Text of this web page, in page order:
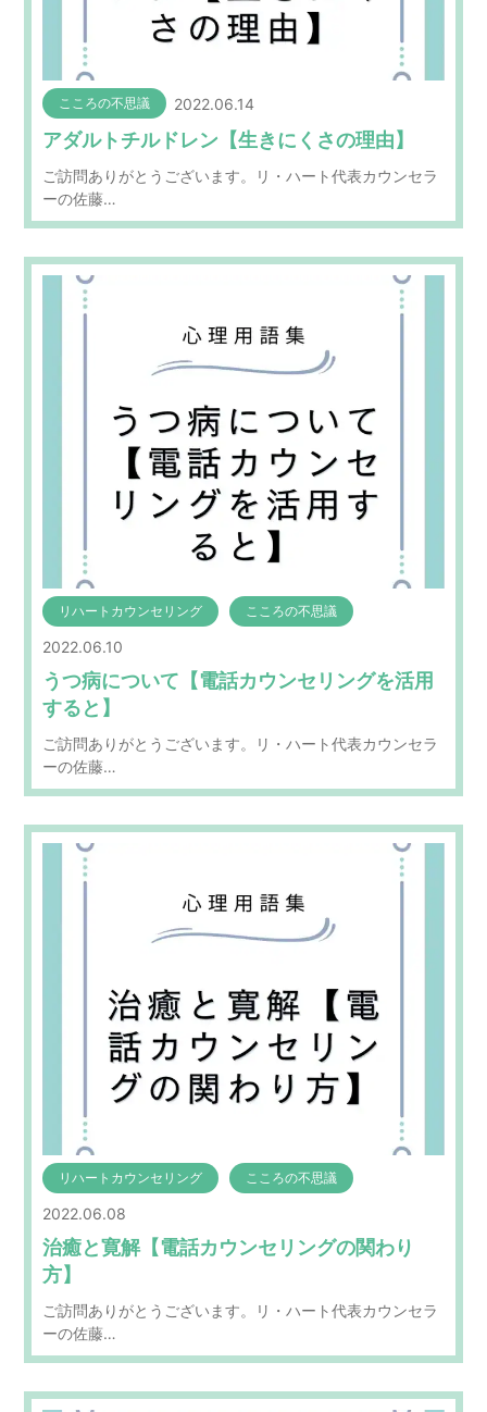
こころの不思議 2022.06.14
アダルトチルドレン【生きにくさの理由】
ご訪問ありがとうございます。リ・ハート代表カウンセラ
ーの佐藤…
リハートカウンセリング こころの不思議
2022.06.10
うつ病について【電話カウンセリングを活用
すると】
ご訪問ありがとうございます。リ・ハート代表カウンセラ
ーの佐藤…
リハートカウンセリング こころの不思議
2022.06.08
治癒と寛解【電話カウンセリングの関わり
方】
ご訪問ありがとうございます。リ・ハート代表カウンセラ
ーの佐藤…